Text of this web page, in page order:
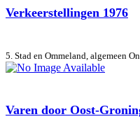
Verkeerstellingen 1976
5. Stad en Ommeland, algemeen
Varen door Oost-